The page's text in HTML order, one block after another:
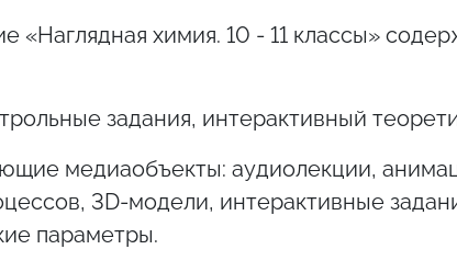
«Наглядная химия. 10 - 11 классы»
задания, интерактивный
медиаобъекты: аудиолекции,
3D-модели, интерактивные
параметры.